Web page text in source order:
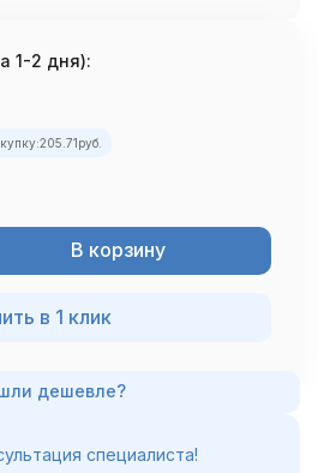
1-2 дня):
205.71руб.
В корзину
в 1 клик
специалиста!